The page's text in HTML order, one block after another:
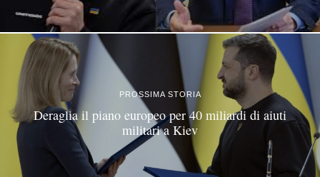
PROSSIMA STORIA
Deraglia il piano europeo per 40 miliardi di aiuti
militari a Kiev